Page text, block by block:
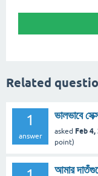
Related
1
answer
ভালভাবে
asked Feb 4,
point)
আমার